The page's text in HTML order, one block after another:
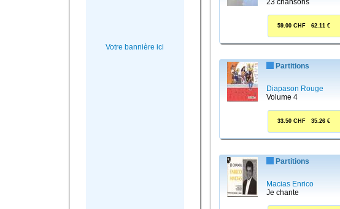
Votre bannière ici
23 chansons
59.00 CHF 62.11 €
Partitions
Diapason Rouge
Volume 4
33.50 CHF 35.26 €
Partitions
Macias Enrico
Je chante